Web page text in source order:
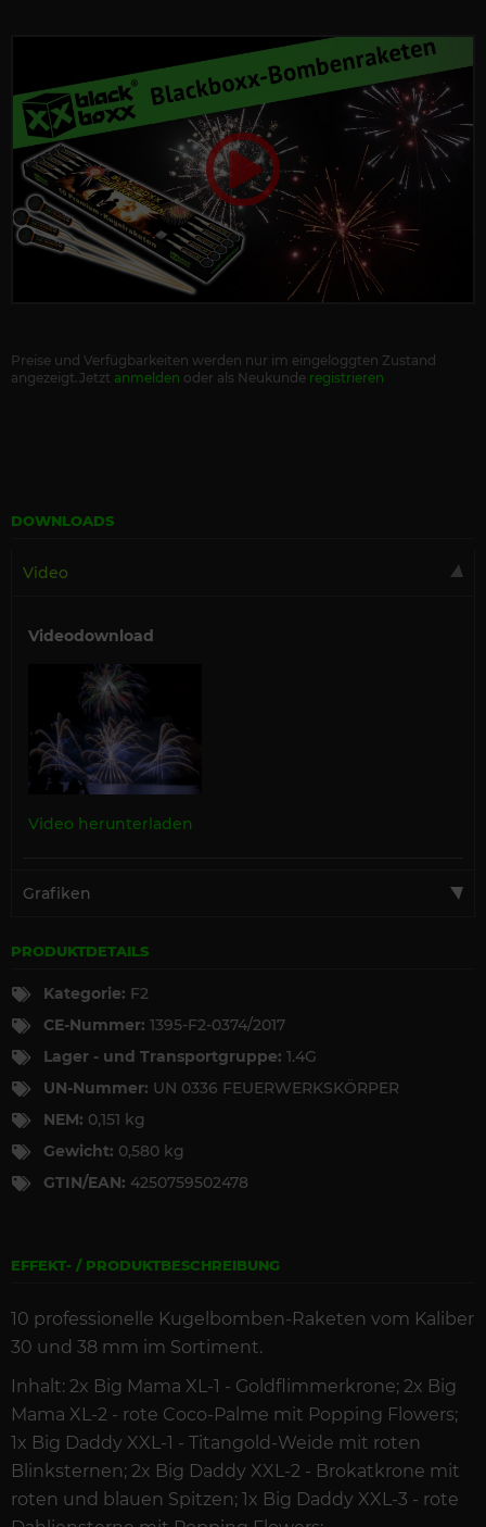
Preise und Verfügbarkeiten werden nur im eingeloggten Zustand
angezeigt.Jetzt anmelden oder als Neukunde registrieren
DOWNLOADS
Video
Videodownload
Video herunterladen
Grafiken
PRODUKTDETAILS
Kategorie: F2
CE-Nummer: 1395-F2-0374/2017
Lager - und Transportgruppe: 1.4G
UN-Nummer: UN 0336 FEUERWERKSKÖRPER
NEM: 0,151 kg
Gewicht: 0,580 kg
GTIN/EAN: 4250759502478
EFFEKT- / PRODUKTBESCHREIBUNG
10 professionelle Kugelbomben-Raketen vom Kaliber
30 und 38 mm im Sortiment.
Inhalt: 2x Big Mama XL-1 - Goldflimmerkrone; 2x Big
Mama XL-2 - rote Coco-Palme mit Popping Flowers;
1x Big Daddy XXL-1 - Titangold-Weide mit roten
Blinksternen; 2x Big Daddy XXL-2 - Brokatkrone mit
roten und blauen Spitzen; 1x Big Daddy XXL-3 - rote